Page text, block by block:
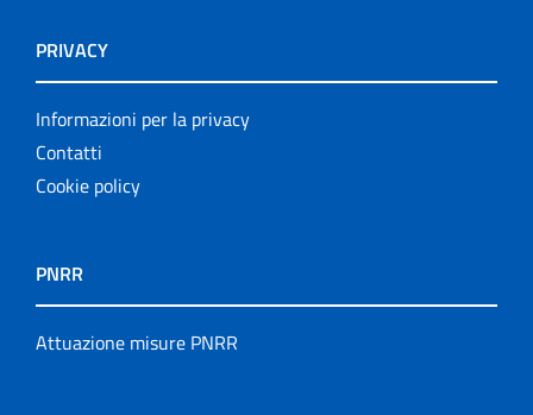
PRIVACY
Informazioni per la privacy
Contatti
Cookie policy
PNRR
Attuazione misure PNRR